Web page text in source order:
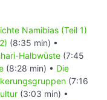
Namibias (Teil 1)
(8:35 min) •
Halbwüste (7:45
(8:28 min) • Die
(7:16
(3:03 min) •